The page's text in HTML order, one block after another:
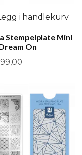
i handlekurv
Stempelplate Mini
On